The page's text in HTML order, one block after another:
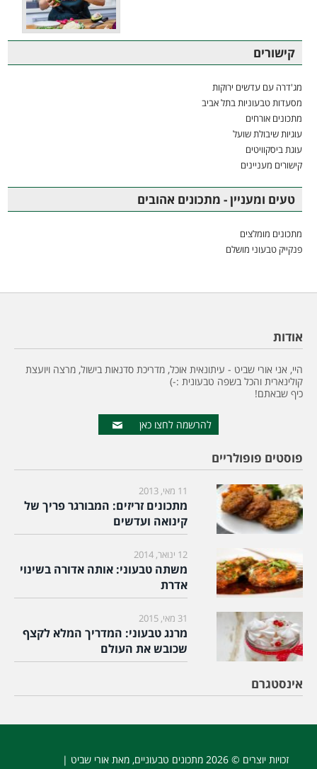
קישורים
מג'דרה עם עדשים ירוקות
מסעדות טבעוניות בתל אביב
מתכונים אורחים
עוגיות שיבולת שועל
עוגת ביסקוויטים
קישורים מעניינים
טעים ומעניין - מתכונים אהובים
מתכונים מומלצים
פנקייק טבעוני מושלם
אודות
היי, אני אורי שביט - עיתונאית אוכל, מדריכת סדנאות בישול, מרצה ויועצת
קולינארית והכל בשפה טבעונית :-)
כיף שבאתם!
להרשמה לחצו כאן
פוסטים פופולריים
11 מאי, 2013
מתכונים זריזים: המבורגר פריך של
קינואה ועדשים
12 ינואר, 2014
משתה טבעוני: אותה אדורה בשינוי
אדרת
31 מאי, 2015
מרנג טבעוני: המדריך המלא לקצף
שכובש את העולם
אינסטגרם
זכויות יוצרים © 2026 מתכונים טבעוניים, מאת אורי שביט |